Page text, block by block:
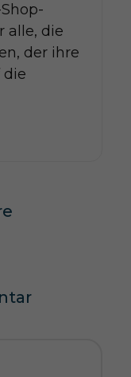
alle, die
der ihre
die